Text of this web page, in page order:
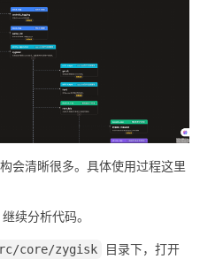
会清晰很多。具体使用过程这里
继续分析代码。
core/zygisk
目录下，打开